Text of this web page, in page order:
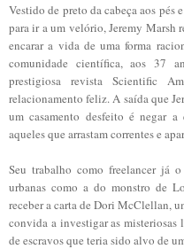
Vestido de preto da cabeça aos pés
para ir a um velório, Jeremy Marsh
encarar a vida de uma forma
comunidade científica, aos 37
prestigiosa revista Scientific
relacionamento feliz. A saída que
um casamento desfeito é negar
aqueles que arrastam correntes e
Seu trabalho como freelancer já
urbanas como a do monstro de
receber a carta de Dori McClellan,
convida a investigar as misteriosas
de escravos que teria sido alvo de